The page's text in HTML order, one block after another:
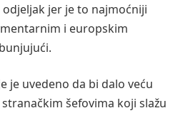
odjeljak jer je to najmoćniji
i europskim
je uvedeno da bi dalo veću
šefovima koji slažu